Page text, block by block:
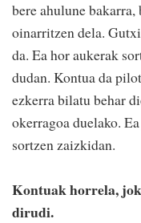
bere ahulune
oinarritzen dela.
da. Ea hor aukerak
dudan. Kontua da
ezkerra bilatu behar
okerragoa duelako.
sortzen zaizkidan.
Kontuak horrela,
dirudi.